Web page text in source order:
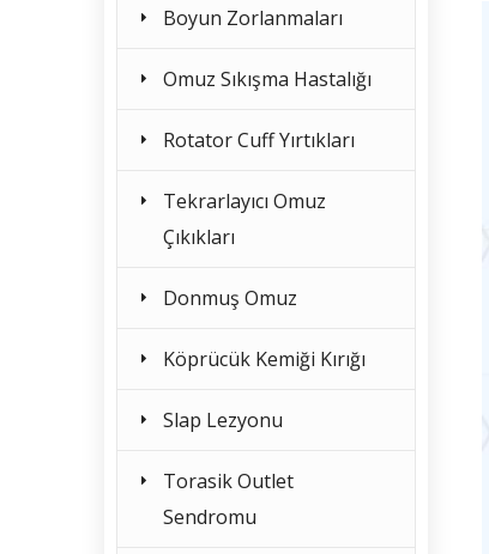
Boyun Zorlanmaları
Omuz Sıkışma Hastalığı
Rotator Cuff Yırtıkları
Tekrarlayıcı Omuz
Çıkıkları
Donmuş Omuz
Köprücük Kemiği Kırığı
Slap Lezyonu
Torasik Outlet
Sendromu